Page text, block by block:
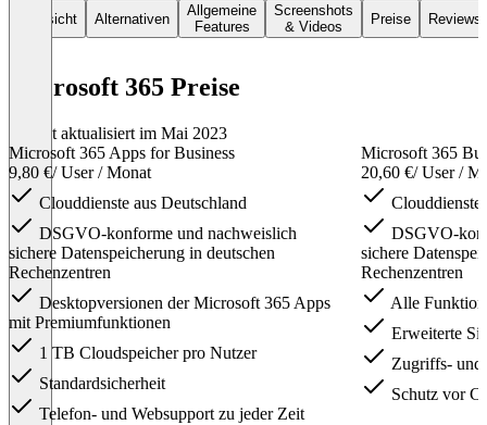
Übersicht Alternativen
Allgemeine
Features
Screenshots
& Videos
Preise Reviews
Microsoft 365 Preise
Zuletzt aktualisiert im Mai 2023
Microsoft 365 Apps for Business
9,80 €/ User / Monat
Clouddienste aus Deutschland
DSGVO-konforme und nachweislich
sichere Datenspeicherung in deutschen
Rechenzentren
Desktopversionen der Microsoft 365 Apps
mit Premiumfunktionen
1 TB Cloudspeicher pro Nutzer
Standardsicherheit
Telefon- und Websupport zu jeder Zeit
Microsoft 365
20,60 €/ User /
Clouddienste
DSGVO-
sichere
Rechenzentren
Alle
Erweiterte
Zugriffs- und
Schutz vor